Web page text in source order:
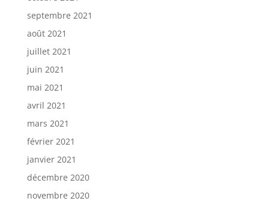
septembre 2021
août 2021
juillet 2021
juin 2021
mai 2021
avril 2021
mars 2021
février 2021
janvier 2021
décembre 2020
novembre 2020